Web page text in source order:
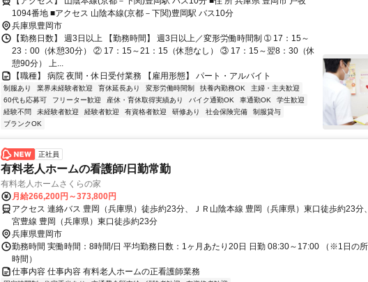
1094番地 ■アクセス 山陰本線(京都－下関)豊岡駅 バス10分
兵庫県豊岡市
【勤務日数】 週3日以上 【勤務時間】 週3日以上／変形労働時間制 ➀ 17：15～
23：00（休憩30分） ② 17：15～21：15（休憩なし） ③ 17：15～翌8：30（休
憩90分） 上...
【職種】 病院 夜間・休日受付業務 【雇用形態】 パート・アルバイト
制服あり 業界未経験者歓迎 育休延長あり 変形労働時間制 扶養内勤務OK
主婦・主夫歓迎
60代も応募可
フリーター歓迎 産休・育休取得実績あり バイク通勤OK 車通勤OK
学生歓迎
経験不問
未経験者歓迎 経験者歓迎 有資格者歓迎 研修あり 社会保険完備
制服貸与
ブランクOK
正社員
有料老人ホームの看護師/日勤常勤
有料老人ホームさくらの家
月給266,200円～373,800円
アクセス 連絡バス 豊岡（兵庫県）徒歩約23分、ＪＲ山陰本線 豊岡（兵庫県）東口徒歩約23分
宮豊線 豊岡（兵庫県）東口徒歩約23分
兵庫県豊岡市
勤務時間 実働時間：8時間/日 平均勤務日数：1ヶ月あたり20日 日勤 08:30～17:00 （※1日の
時間）
仕事内容 仕事内容 有料老人ホームの正看護師業務